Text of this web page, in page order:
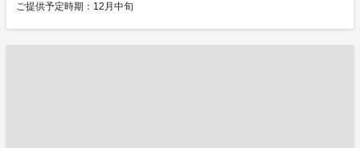
ご提供予定時期：12月中旬